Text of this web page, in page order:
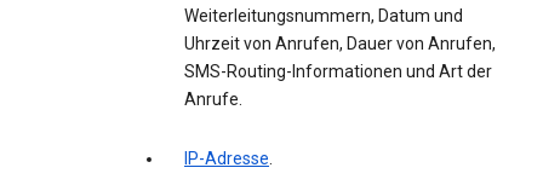
Weiterleitungsnummern, Datum und
Uhrzeit von Anrufen, Dauer von Anrufen,
SMS-Routing-Informationen und Art der
Anrufe.
IP-Adresse.